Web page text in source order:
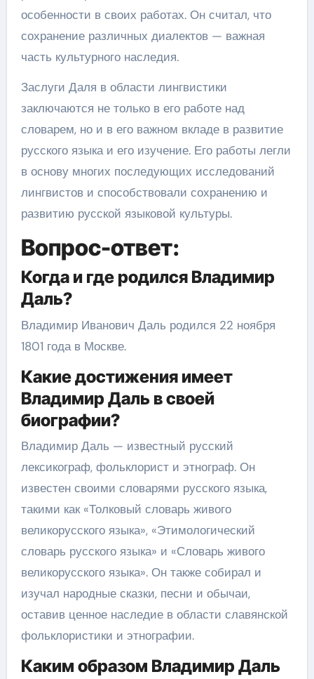
особенности в своих работах. Он считал, что
сохранение различных диалектов — важная
часть культурного наследия.
Заслуги Даля в области лингвистики
заключаются не только в его работе над
словарем, но и в его важном вкладе в развитие
русского языка и его изучение. Его работы легли
в основу многих последующих исследований
лингвистов и способствовали сохранению и
развитию русской языковой культуры.
Вопрос-ответ:
Когда и где родился Владимир
Даль?
Владимир Иванович Даль родился 22 ноября
1801 года в Москве.
Какие достижения имеет
Владимир Даль в своей
биографии?
Владимир Даль — известный русский
лексикограф, фольклорист и этнограф. Он
известен своими словарями русского языка,
такими как «Толковый словарь живого
великорусского языка», «Этимологический
словарь русского языка» и «Словарь живого
великорусского языка». Он также собирал и
изучал народные сказки, песни и обычаи,
оставив ценное наследие в области славянской
фольклористики и этнографии.
Каким образом Владимир Даль